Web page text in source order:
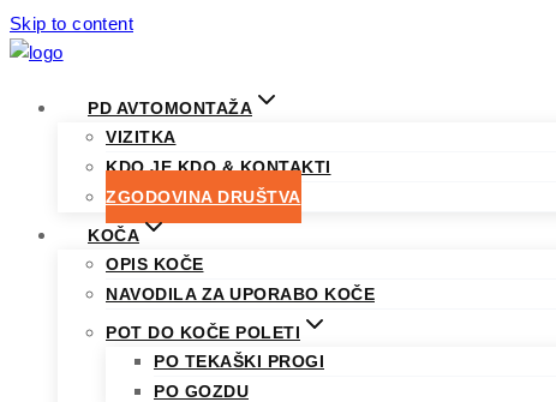
Skip to content
PD AVTOMONTAŽA
VIZITKA
KDO JE KDO & KONTAKTI
ZGODOVINA DRUŠTVA
KOČA
OPIS KOČE
NAVODILA ZA UPORABO KOČE
POT DO KOČE POLETI
PO TEKAŠKI PROGI
PO GOZDU